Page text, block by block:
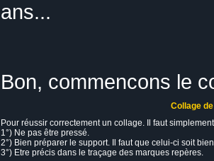
ans...
Bon, commencons le
Collage
Pour réussir correctement un collage. Il faut
1°) Ne pas être pressé.
2°) Bien préparer le support. Il faut que celui-ci soit
3°) Etre précis dans le traçage des marques repères.